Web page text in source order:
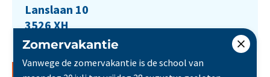
Lanslaan 10
3526 XH
Utrecht
Zomervakantie
Vanwege de zomervakantie is de school van